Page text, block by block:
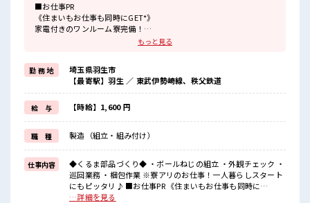
■お仕事PR
《住まいもお仕事も同時にGET*》
家電付きのワンルーム寮完備！
オトクにお引越しできちゃう♪
今までと違う場所で働いてみたい方や
一人暮らしをはじめてみたい方などにもオススメ☆
寮にも駐車場があるのでマイカー持ち込みOK！
《未経験でも高収入が目指せる*》
うれしい高時給1600円！
残業は適度にあるので無理せずお給料に上乗せ♪
《人気の土日やすみ*》
前もって予定がたてやすい土日休み！
休日は好きな事をしてリフレッシュ☆
■職場の雰囲気
《男性スタッフさん活躍中》
もっと見る
勤 務 地
埼玉県羽生市
【最寄駅】羽生 ／ 東武伊勢崎線、秩父鉄道
給 与 【時給】1,600 円
職 種 製造（組立・組み付け）
仕事内容
◆くるま部品づくり◆ ・ボールねじの組立 ・外観チェック ・
巡回業務 ・梱包作業 ※寮アリのお仕事！一人暮らしスタート
にもピッタリ♪ ■お仕事PR 《住まいもお仕事も同時に
GET*》 家電付きのワンルーム寮完備！ しかも寮費は『0
…詳細を見る